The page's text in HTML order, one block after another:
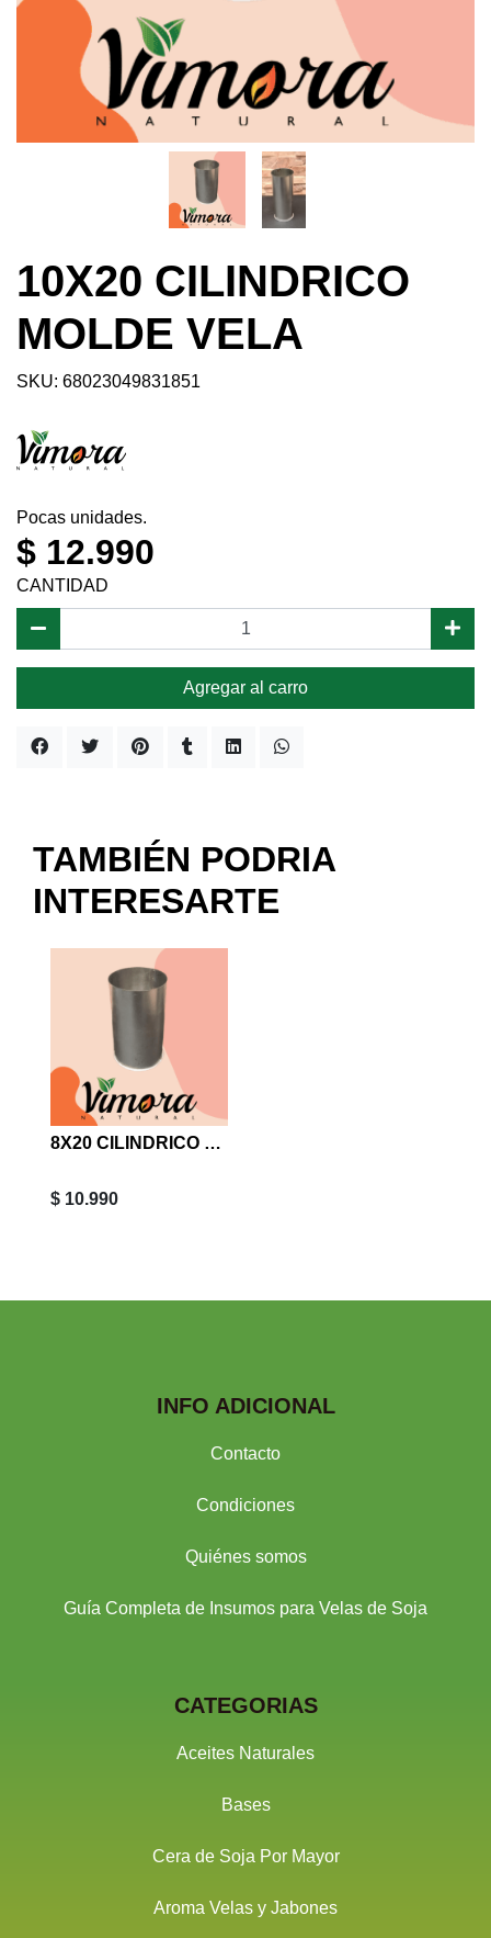
10X20 CILINDRICO
MOLDE VELA
SKU: 68023049831851
Pocas unidades.
$ 12.990
CANTIDAD
Agregar al carro
TAMBIÉN PODRIA
INTERESARTE
8X20 CILINDRICO MOLDE VELA
$ 10.990
INFO ADICIONAL
Contacto
Condiciones
Quiénes somos
Guía Completa de Insumos para Velas de Soja
CATEGORIAS
Aceites Naturales
Bases
Cera de Soja Por Mayor
Aroma Velas y Jabones